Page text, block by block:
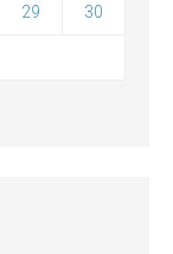
29 30